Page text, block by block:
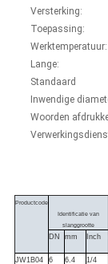
Versterking:
Toepassing:
Werktemperatuur:
Lange:
Standaard
Inwendige
Woorden
Productcode
Identificatie van
slanggrootte
DN mm Inch
JW1B04
6 6.4 1/4